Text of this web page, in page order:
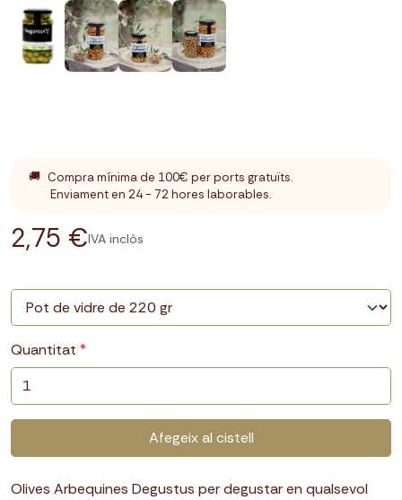
🚚 Compra mínima de 100€ per ports gratuïts.
Enviament en 24 - 72 hores laborables.
2,75 €IVA inclòs
Quantitat
Afegeix al cistell
Olives Arbequines Degustus per degustar en qualsevol